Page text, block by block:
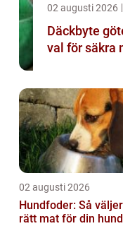
02 augusti 2026
Däckbyte göteborg så
val för säkra
02 augusti 2026
Hundfoder: Så
rätt mat för din hund